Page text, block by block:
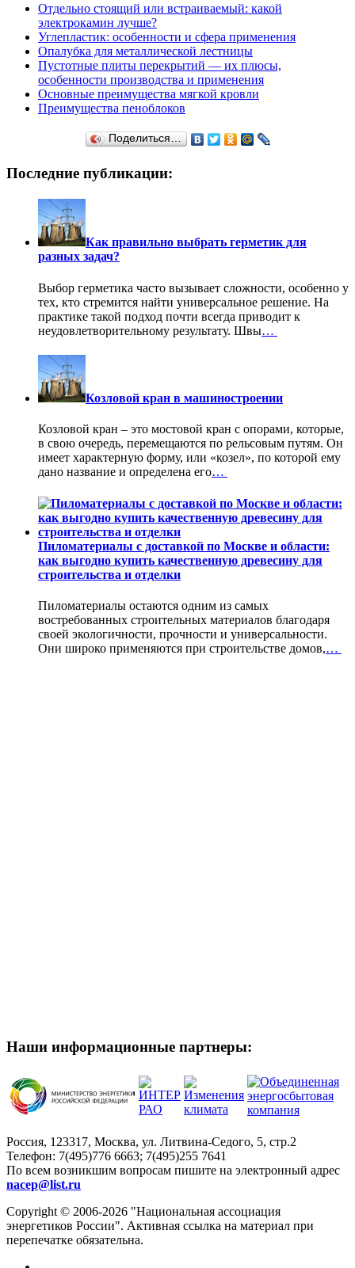
Отдельно стоящий или встраиваемый: какой
электрокамин лучше?
Углепластик: особенности и сфера применения
Опалубка для металлической лестницы
Пустотные плиты перекрытий — их плюсы,
особенности производства и применения
Основные преимущества мягкой кровли
Преимущества пеноблоков
Поделиться…
Последние публикации:
Как правильно выбрать герметик для
разных задач?
Выбор герметика часто вызывает сложности, особенно у
тех, кто стремится найти универсальное решение. На
практике такой подход почти всегда приводит к
неудовлетворительному результату. Швы…
Козловой кран в машиностроении
Козловой кран – это мостовой кран с опорами, которые,
в свою очередь, перемещаются по рельсовым путям. Он
имеет характерную форму, или «козел», по которой ему
дано название и определена его…
Пиломатериалы с доставкой по Москве и области:
как выгодно купить качественную древесину для
строительства и отделки
Пиломатериалы остаются одним из самых
востребованных строительных материалов благодаря
своей экологичности, прочности и универсальности.
Они широко применяются при строительстве домов,…
Наши информационные партнеры:
Россия, 123317, Москва, ул. Литвина-Седого, 5, стр.2
Телефон: 7(495)776 6663; 7(495)255 7641
По всем возникшим вопросам пишите на электронный адрес
nacep@list.ru
Copyright © 2006-2026 "Национальная ассоциация
энергетиков России". Активная ссылка на материал при
перепечатке обязательна.